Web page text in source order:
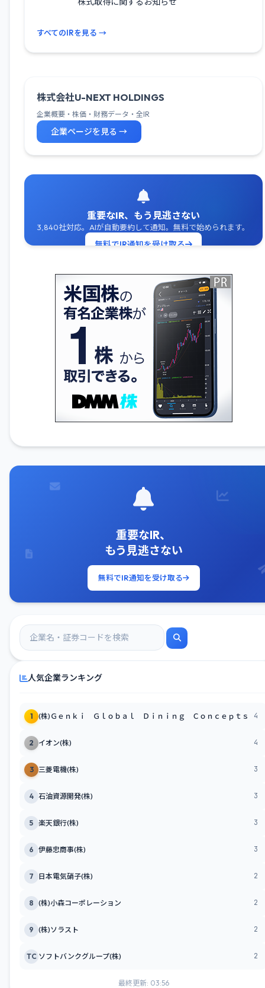
すべてのIRを見る →
株式会社U-NEXT HOLDINGS
企業概要・株価・財務データ・全IR
企業ページを見る →
重要なIR、もう見逃さない
3,840社対応。AIが自動要約して通知。無料で始められます。
無料でIR通知を受け取る
重要なIR、
もう見逃さない
無料でIR通知を受け取る
人気企業ランキング
1 (株)Ｇｅｎｋｉ Ｇｌｏｂａｌ Ｄｉｎｉｎｇ Ｃｏｎｃｅｐｔｓ 4
2 イオン(株) 4
3 三菱電機(株) 3
4 石油資源開発(株) 3
5 楽天銀行(株) 3
6 伊藤忠商事(株) 3
7 日本電気硝子(株) 2
8 (株)小森コーポレーション 2
9 (株)ソラスト 2
TC ソフトバンクグループ(株) 2
最終更新: 03:56